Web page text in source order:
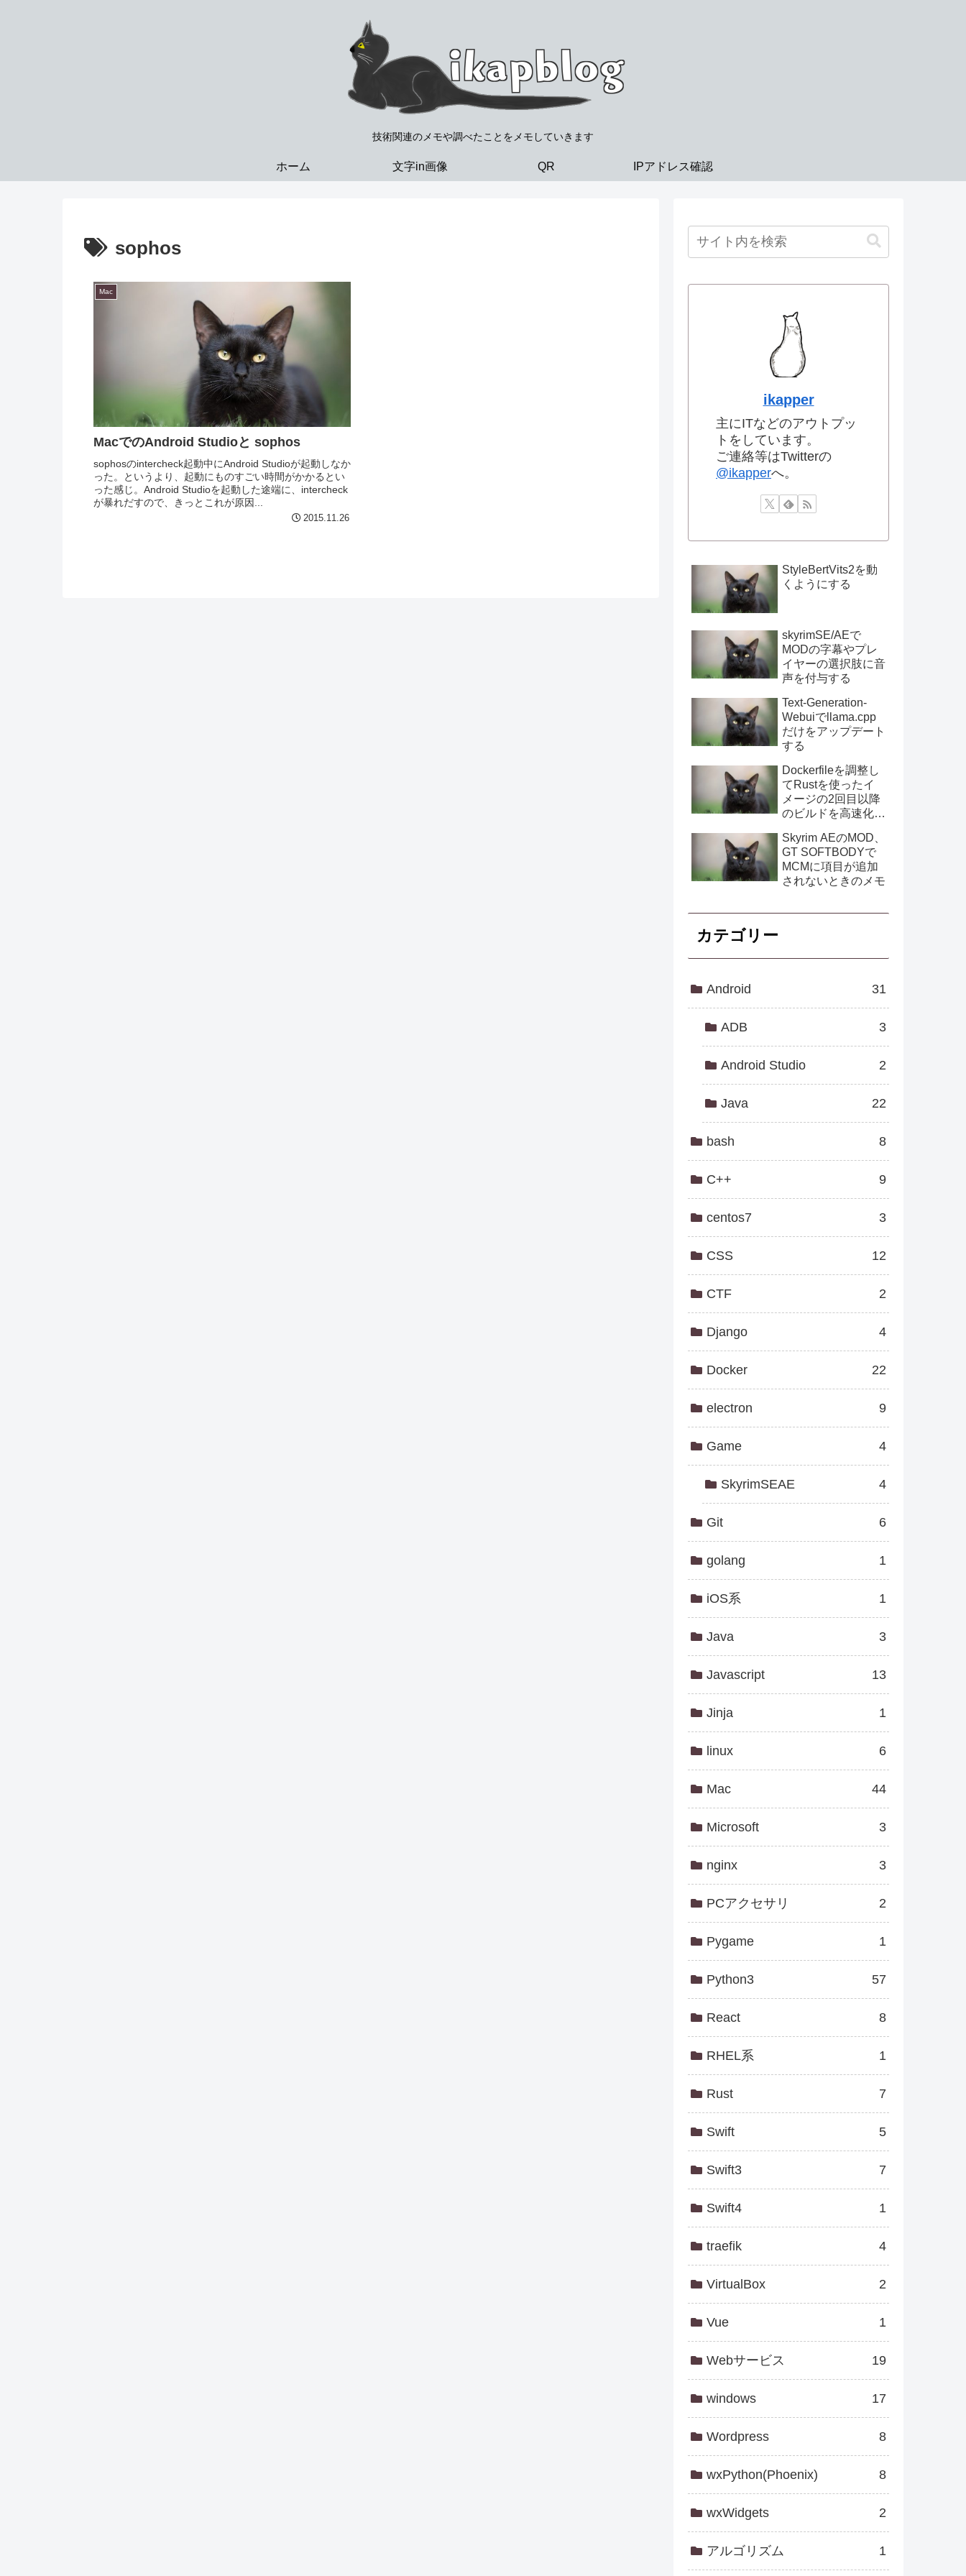
技術関連のメモや調べたことをメモしていきます
ホーム 文字in画像 QR IPアドレス確認
sophos
Mac
MacでのAndroid Studioと sophos
sophosのintercheck起動中にAndroid Studioが起動しなか
った。というより、起動にものすごい時間がかかるとい
った感じ。Android Studioを起動した途端に、intercheck
が暴れだすので、きっとこれが原因...
2015.11.26
ikapper
主にITなどのアウトプッ
トをしています。
ご連絡等はTwitterの
@ikapperへ。
StyleBertVits2を動
くようにする
skyrimSE/AEで
MODの字幕やプレ
イヤーの選択肢に音
声を付与する
Text-Generation-
Webuiでllama.cpp
だけをアップデート
する
Dockerfileを調整し
てRustを使ったイ
メージの2回目以降
のビルドを高速化す
Skyrim AEのMOD、
GT SOFTBODYで
MCMに項目が追加
されないときのメモ
カテゴリー
Android 31
ADB 3
Android Studio 2
Java 22
bash 8
C++ 9
centos7 3
CSS 12
CTF 2
Django 4
Docker 22
electron 9
Game 4
SkyrimSEAE 4
Git 6
golang 1
iOS系 1
Java 3
Javascript 13
Jinja 1
linux 6
Mac 44
Microsoft 3
nginx 3
PCアクセサリ 2
Pygame 1
Python3 57
React 8
RHEL系 1
Rust 7
Swift 5
Swift3 7
Swift4 1
traefik 4
VirtualBox 2
Vue 1
Webサービス 19
windows 17
Wordpress 8
wxPython(Phoenix) 8
wxWidgets 2
アルゴリズム 1